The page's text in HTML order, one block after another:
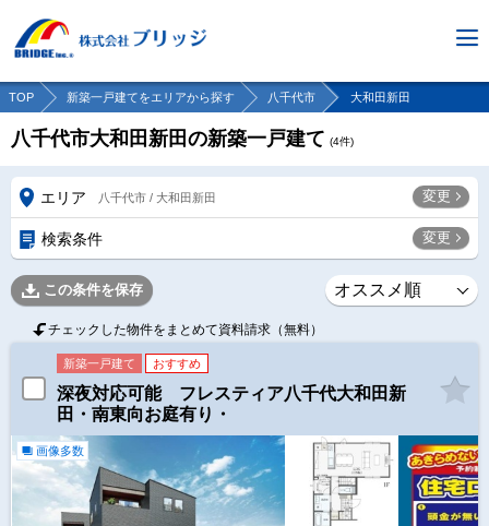
TOP 新築一戸建てをエリアから探す 八千代市 大和田新田
八千代市大和田新田の新築一戸建て (4件)
エリア 八千代市 / 大和田新田 変更
検索条件 変更
この条件を保存
チェックした物件をまとめて資料請求（無料）
新築一戸建て おすすめ
深夜対応可能 フレスティア八千代大和田新
田・南東向お庭有り・
画像多数